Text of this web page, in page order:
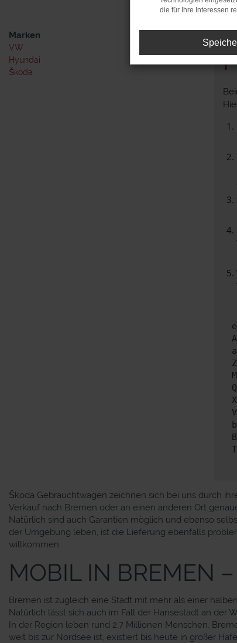
Marken
VW
Hyundai
Škoda
Škoda Gebrauchtwagen zeichnen sich bei uns durch
Verkauf nach Bremen oder an einen anderen Ort
Natürlich sind auch Garantien möglich und ebenso
der Umgebung leben, ist die Lieferung ebenfalls
willkommen.
MOBIL IN BREMEN
Bremen ist zugleich eine Stadt mit mehr als einer
Natürlich lässt sich auch im Fall der Hansestadt an der
In der Region leben rund 2,7 Millionen Menschen.
weit bis zur Nordsee ist, existiert bis heute in großer
die für Ihre Interessen